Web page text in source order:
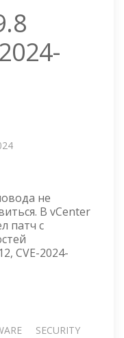
не
В vCenter
патч с
CVE-2024-
SECURITY